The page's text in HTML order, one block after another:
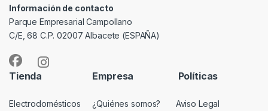
Información de contacto
Parque Empresarial Campollano
C/E, 68 C.P. 02007 Albacete (ESPAÑA)
Tienda
Electrodomésticos
Empresa
¿Quiénes somos?
Políticas
Aviso Legal